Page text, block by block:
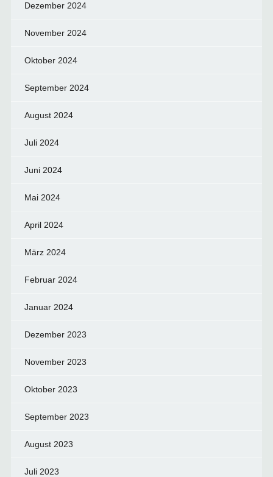
Dezember 2024
November 2024
Oktober 2024
September 2024
August 2024
Juli 2024
Juni 2024
Mai 2024
April 2024
März 2024
Februar 2024
Januar 2024
Dezember 2023
November 2023
Oktober 2023
September 2023
August 2023
Juli 2023